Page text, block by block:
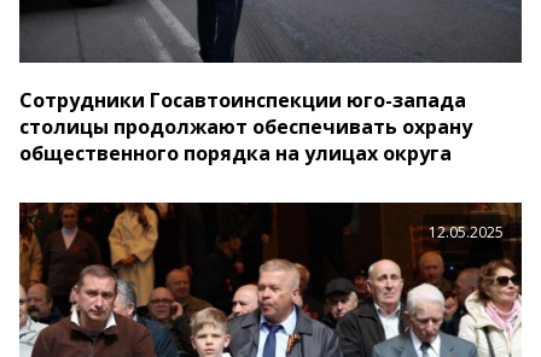
Сотрудники Госавтоинспекции юго-запада
столицы продолжают обеспечивать охрану
общественного порядка на улицах округа
12.05.2025